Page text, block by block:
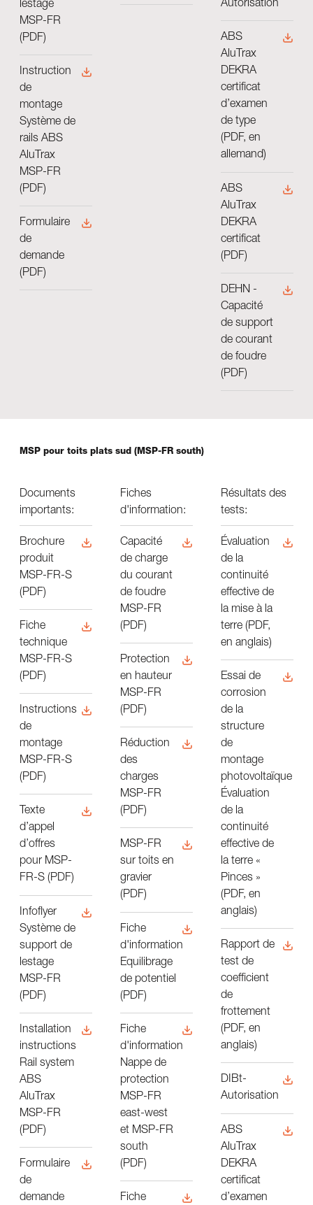
lestage
MSP-FR
(PDF)
Instruction
de
montage
Système de
rails ABS
AluTrax
MSP-FR
(PDF)
Formulaire
de
demande
(PDF)
Autorisation
ABS
AluTrax
DEKRA
certificat
d’examen
de type
(PDF, en
allemand)
ABS
AluTrax
DEKRA
certificat
(PDF)
DEHN -
Capacité
de support
de courant
de foudre
(PDF)
MSP pour toits plats sud (MSP-FR south)
Documents
importants:
Brochure
produit
MSP-FR-S
(PDF)
Fiche
technique
MSP-FR-S
(PDF)
Instructions
de
montage
MSP-FR-S
(PDF)
Texte
d’appel
d’offres
pour MSP-
FR-S (PDF)
Infoflyer
Système de
support de
lestage
MSP-FR
(PDF)
Installation
instructions
Rail system
ABS
AluTrax
MSP-FR
(PDF)
Formulaire
de
demande
Fiches
d'information:
Capacité
de charge
du courant
de foudre
MSP-FR
(PDF)
Protection
en hauteur
MSP-FR
(PDF)
Réduction
des
charges
MSP-FR
(PDF)
MSP-FR
sur toits en
gravier
(PDF)
Fiche
d'information
Equilibrage
de potentiel
(PDF)
Fiche
d'information
Nappe de
protection
MSP-FR
east-west
et MSP-FR
south
(PDF)
Fiche
​Résultats des
tests:
Évaluation
de la
continuité
effective de
la mise à la
terre (PDF,
en anglais)
Essai de
corrosion
de la
structure
de
montage
photovoltaïque
Évaluation
de la
continuité
effective de
la terre «
Pinces »
(PDF, en
anglais)
Rapport de
test de
coefficient
de
frottement
(PDF, en
anglais)
DIBt-
Autorisation
ABS
AluTrax
DEKRA
certificat
d’examen